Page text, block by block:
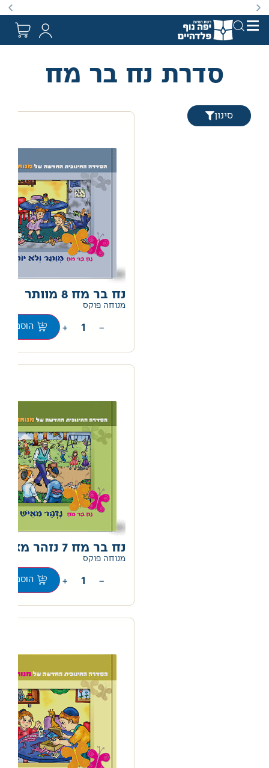
באתר מוצעים מוצרים במחירים נמוכים ומוזלים מהמחיר
סדרת נח בר מח
סינון
נח בר מח 8 מוותר
מנוחה פוקס
−
+ הוספה
נח בר מח 7 נזהר מאיש זר
מנוחה פוקס
−
+ הוספה